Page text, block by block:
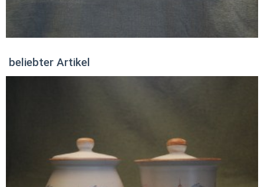
beliebter Artikel